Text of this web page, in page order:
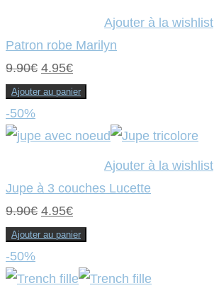
Ajouter à la wishlist
Patron robe Marilyn
9.90€ Le
prix
était :
4.95€Le
prix
est :
Ajouter au panier
-50%
Ajouter à la wishlist
Jupe à 3 couches Lucette
9.90€ Le
prix
était :
4.95€Le
prix
est :
Ajouter au panier
-50%